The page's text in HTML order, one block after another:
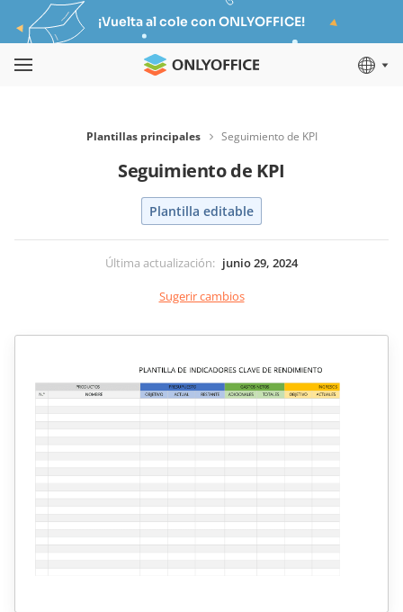
¡Vuelta al cole con ONLYOFFICE!
Plantillas principales Seguimiento de KPI
Seguimiento de KPI
Plantilla editable
Última actualización: junio 29, 2024
Sugerir cambios